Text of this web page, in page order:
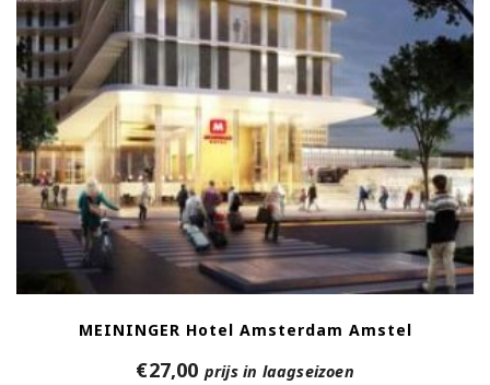
MEININGER Hotel Amsterdam Amstel
€27,00 prijs in laagseizoen